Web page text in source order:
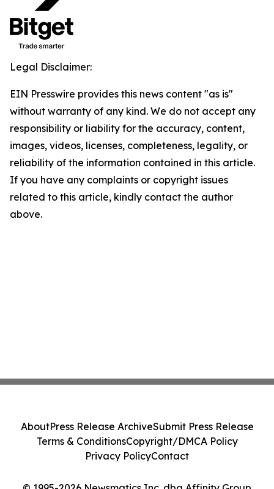
Legal Disclaimer:
EIN Presswire provides this news content "as is"
without warranty of any kind. We do not accept any
responsibility or liability for the accuracy, content,
images, videos, licenses, completeness, legality, or
reliability of the information contained in this article.
If you have any complaints or copyright issues
related to this article, kindly contact the author
above.
AboutPress Release ArchiveSubmit Press Release
Terms & ConditionsCopyright/DMCA Policy
Privacy PolicyContact